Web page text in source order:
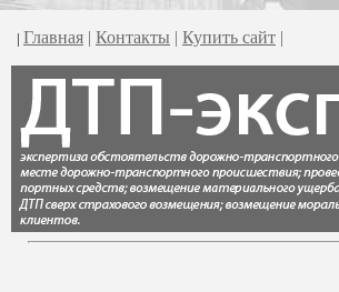
| Главная | Контакты | Купить сайт |